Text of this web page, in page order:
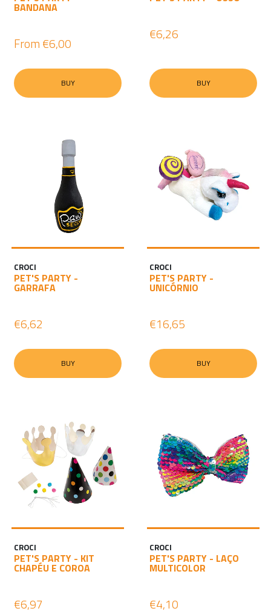
BANDANA
From €6,00
BUY
€6,26
BUY
CROCI
PET'S PARTY -
GARRAFA
€6,62
BUY
CROCI
PET'S PARTY -
UNICÓRNIO
€16,65
BUY
CROCI
PET'S PARTY - KIT
CHAPÉU E COROA
€6,97
CROCI
PET'S PARTY - LAÇO
MULTICOLOR
€4,10